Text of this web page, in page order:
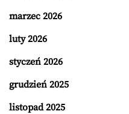
marzec 2026
luty 2026
styczeń 2026
grudzień 2025
listopad 2025